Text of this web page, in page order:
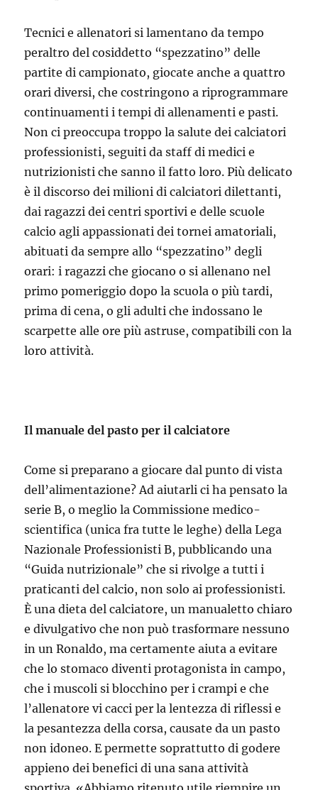
Tecnici e allenatori si lamentano da tempo
peraltro del cosiddetto “spezzatino” delle
partite di campionato, giocate anche a quattro
orari diversi, che costringono a riprogrammare
continuamenti i tempi di allenamenti e pasti.
Non ci preoccupa troppo la salute dei calciatori
professionisti, seguiti da staff di medici e
nutrizionisti che sanno il fatto loro. Più delicato
è il discorso dei milioni di calciatori dilettanti,
dai ragazzi dei centri sportivi e delle scuole
calcio agli appassionati dei tornei amatoriali,
abituati da sempre allo “spezzatino” degli
orari: i ragazzi che giocano o si allenano nel
primo pomeriggio dopo la scuola o più tardi,
prima di cena, o gli adulti che indossano le
scarpette alle ore più astruse, compatibili con la
loro attività.
Il manuale del pasto per il calciatore
Come si preparano a giocare dal punto di vista
dell’alimentazione? Ad aiutarli ci ha pensato la
serie B, o meglio la Commissione medico-
scientifica (unica fra tutte le leghe) della Lega
Nazionale Professionisti B, pubblicando una
“Guida nutrizionale” che si rivolge a tutti i
praticanti del calcio, non solo ai professionisti.
È una dieta del calciatore, un manualetto chiaro
e divulgativo che non può trasformare nessuno
in un Ronaldo, ma certamente aiuta a evitare
che lo stomaco diventi protagonista in campo,
che i muscoli si blocchino per i crampi e che
l’allenatore vi cacci per la lentezza di riflessi e
la pesantezza della corsa, causate da un pasto
non idoneo. E permette soprattutto di godere
appieno dei benefici di una sana attività